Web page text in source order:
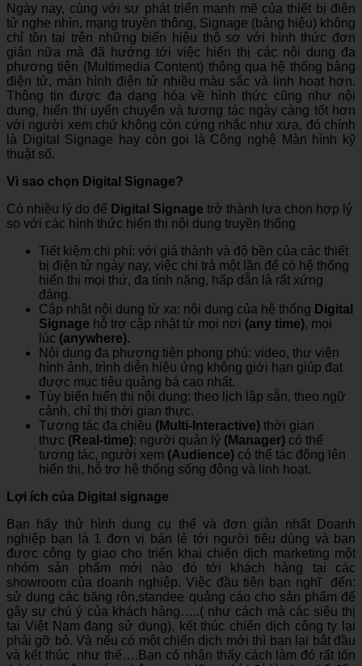
Ngày nay, cùng với sự phát triển mạnh mẽ của thiết bị điện
tử nghe nhìn, mạng truyền thông, Signage (bảng hiệu) không
chỉ tồn tại trên những biển hiệu thô sơ với hình thức đơn
giản nữa mà đã hướng tới việc hiển thị các nội dung đa
phương tiện (Multimedia Content) thông qua hệ thống bảng
điện tử, màn hình điện tử nhiều màu sắc và linh hoạt hơn.
Thông tin được đa dạng hóa về hình thức cũng như nội
dung, hiển thị uyển chuyển và tương tác ngày càng tốt hơn
với người xem chứ không còn cứng nhắc như xưa, đó chính
là Digital Signage hay còn gọi là Công nghệ Màn hình kỹ
thuật số.
Vì sao chọn Digital Signage?
Có nhiều lý do để Digital Signage trở thành lựa chọn hợp lý
so với các hình thức hiển thị nội dung truyền thống
Tiết kiệm chi phí: với giá thành và độ bền của các thiết
bị điện tử ngày nay, việc chi trả một lần để có hệ thống
hiển thị mọi thứ, đa tính năng, hấp dẫn là rất xứng
đáng.
Cập nhật nội dung từ xa: nội dung của hệ thống Digital
Signage hỗ trợ cập nhật từ mọi nơi (any time), mọi
lúc (anywhere).
Nội dung đa phương tiện phong phú: video, thư viện
hình ảnh, trình diễn hiệu ứng không giới hạn giúp đạt
được mục tiêu quảng bá cao nhất.
Tùy biến hiển thị nội dung: theo lịch lập sẵn, theo ngữ
cảnh, chỉ thị thời gian thực.
Tương tác đa chiều (Multi-Interactive) thời gian
thực (Real-time): người quản lý (Manager) có thể
tương tác, người xem (Audience) có thể tác động lên
hiển thị, hỗ trợ hệ thống sống động và linh hoạt.
Lợi ích của Digital signage
Bạn hãy thử hình dung cụ thể và đơn giản nhất Doanh
nghiệp bạn là 1 đơn vị bán lẻ tới người tiêu dùng và bạn
được công ty giao cho triển khai chiến dịch marketing một
nhóm sản phẩm mới nào đó tới khách hàng tại các
showroom của doanh nghiệp. Việc đầu tiên bạn nghĩ đến:
sử dụng các băng rôn,standee quảng cáo cho sản phẩm để
gây sự chú ý của khách hàng…..( như cách mà các siêu thị
tại Việt Nam đang sử dụng), kết thúc chiến dịch công ty lại
phải gỡ bỏ. Và nếu có một chiến dịch mới thì bạn lại bắt đầu
và kết thúc như thế….Bạn có nhận thấy cách làm đó rất tốn